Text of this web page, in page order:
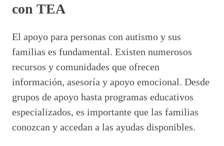
con TEA
El apoyo para personas con autismo y sus
familias es fundamental. Existen numerosos
recursos y comunidades que ofrecen
información, asesoría y apoyo emocional. Desde
grupos de apoyo hasta programas educativos
especializados, es importante que las familias
conozcan y accedan a las ayudas disponibles.